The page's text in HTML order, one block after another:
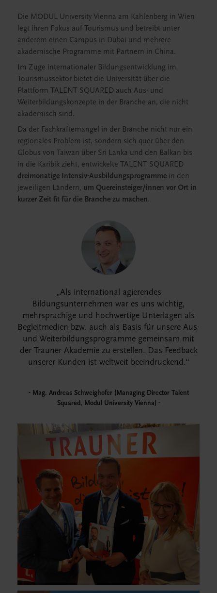
Die MODUL University Vienna am Kahlenberg in Wien
legt ihren Fokus auf Tourismus und betreibt unter
anderem einen Campus in Dubai und mehrere
akademische Programme mit Partnern in China.
Im Zuge internationaler Bildungsentwicklung im
Tourismussektor bietet die Universität über die
Plattform TALENT SQUARED auch Aus- und
Weiterbildungskonzepte in der Branche an, die nicht
akademisch sind.
Da der Fachkräftemangel in der Branche nicht nur ein
regionales Problem ist, sondern sich quer über den
Globus von Taiwan über Sri Lanka und den Balkan bis
in die Karibik zieht, entwickelte TALENT SQUARED
dreimonatige Intensiv-Ausbildungsprogramme in den
jeweiligen Ländern, um Quereinsteiger/innen vor Ort in
kurzer Zeit fit für die Branche zu machen.
Als international agierendes
Bildungsunternehmen war es uns wichtig,
mehrsprachige und hochwertige Unterlagen als
Begleitmedien bzw. auch als Basis für unsere Aus-
und Weiterbildungsprogramme gemeinsam mit
der Trauner Akademie zu erstellen. Das Feedback
unserer Kunden ist weltweit beeindruckend.
Mag. Andreas Schweighofer (Managing Director Talent
Squared, Modul University Vienna)